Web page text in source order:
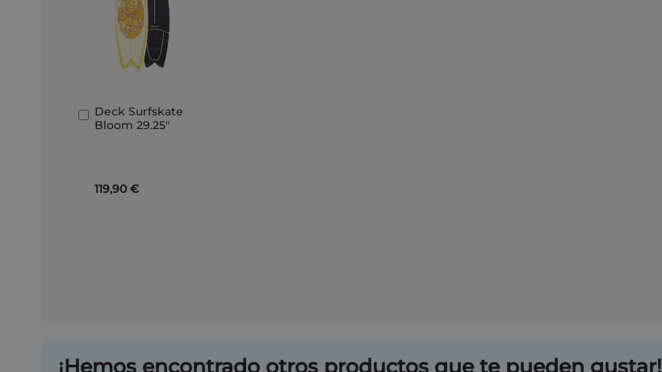
Deck Surfskate
Bloom 29.25"
119,90 €
Añadir
al
¡Hemos encontrado otros productos que te pueden gustar!